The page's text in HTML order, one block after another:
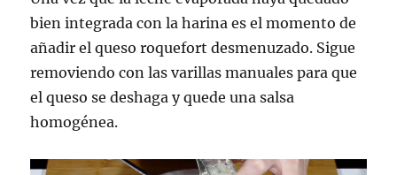
bien integrada con la harina es el momento de
añadir el queso roquefort desmenuzado. Sigue
removiendo con las varillas manuales para que
el queso se deshaga y quede una salsa
homogénea.